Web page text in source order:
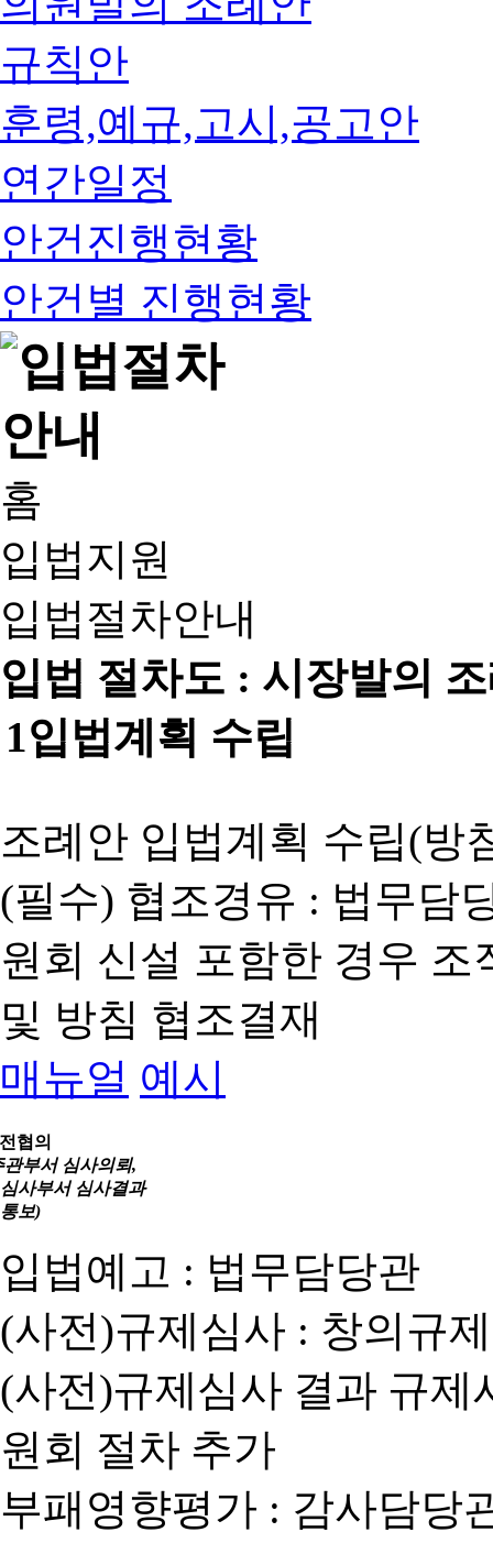
규칙안
훈령,예규,고시,공고안
연간일정
안건진행현황
안건별 진행현황
홈
입법지원
입법절차안내
입법 절차도 : 시장발의
1입법계획 수립
조례안 입법계획 수립(방
(필수) 협조경유 : 법무담
원회 신설 포함한 경우
및 방침 협조결재
매뉴얼 예시
협의
관부서 심사의뢰,
심사부서 심사결과
통보)
입법예고 : 법무담당관
(사전)규제심사 : 창의규
(사전)규제심사 결과 규
원회 절차 추가
부패영향평가 : 감사담당